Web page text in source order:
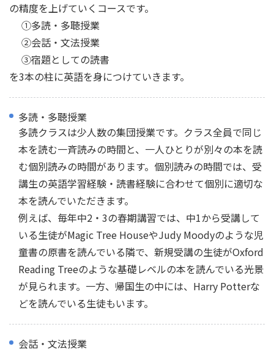
の精度を上げていくコースです。
➀多読・多聴授業
➁会話・文法授業
➂宿題としての読書
を3本の柱に英語を身につけていきます。
多読・多聴授業
多読クラスは少人数の集団授業です。クラス全員で同じ
本を読む一斉読みの時間と、一人ひとりが別々の本を読
む個別読みの時間があります。個別読みの時間では、受
講生の英語学習経験・読書経験に合わせて個別に適切な
本を読んでいただきます。
例えば、毎年中2・3の春期講習では、中1から受講して
いる生徒がMagic Tree HouseやJudy Moodyのような児
童書の原書を読んでいる隣で、新規受講の生徒がOxford
Reading Treeのような基礎レベルの本を読んでいる光景
が見られます。一方、帰国生の中には、Harry Potterな
どを読んでいる生徒もいます。
会話・文法授業